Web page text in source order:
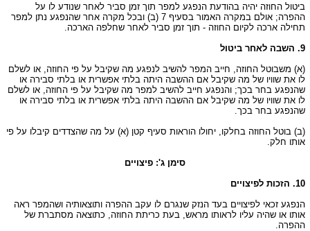
ביטול החוזה יהיה בהודעת הנפגע למפר תוך זמן סביר לאחר שנודע לו על
ההפרה; אולם במקרה האמור בסעיף 7 (ב) ובכל מקרה אחר שהנפגע נתן למפר
תחילה ארכה לקיום החוזה - תוך זמן סביר לאחר שחלפה הארכה.
9. השבה לאחר ביטול
(א) משבוטל החוזה, חייב המפר להשיב לנפגע מה שקיבל על פי החוזה, או לשלם
לו את שוויו של מה שקיבל אם ההשבה היתה בלתי אפשרית או בלתי סבירה או
שהנפגע בחר בכך; והנפגע חייב להשיב למפר מה שקיבל על פי החוזה, או לשלם
לו את שוויו של מה שקיבל אם ההשבה היתה בלתי אפשרית או בלתי סבירה או
שהנפגע בחר בכך.
(ב) בוטל החוזה בחלקו, יחולו הוראות סעיף קטן (א) על מה שהצדדים קיבלו על פי
אותו חלק.
סימן ג': פיצויים
10. הזכות לפיצויים
הנפגע זכאי לפיצויים בעד הנזק שנגרם לו עקב ההפרה ותוצאותיה ושהמפר ראה
אותו או שהיה עליו לראותו מראש, בעת כריתת החוזה, כתוצאה מסתברת של
ההפרה.